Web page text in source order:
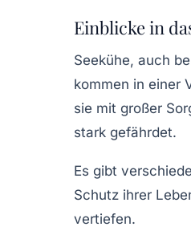
Einblicke in
Seekühe, auch
kommen in einer
sie mit großer
stark gefährdet.
Es gibt
Schutz ihrer
vertiefen.